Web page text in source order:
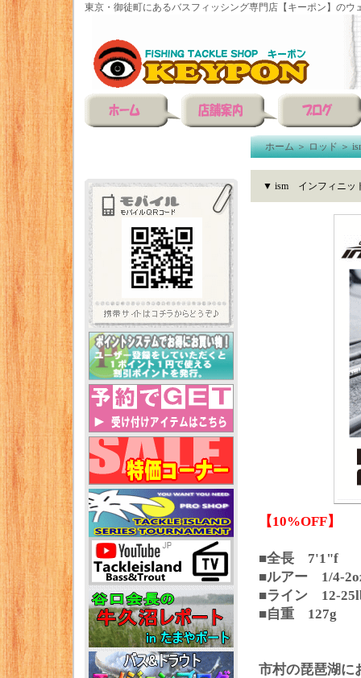
東京・御徒町にあるバスフィッシング専門店【キーポン】のウ
ホーム＞ロッド＞
▼ ism インフィニッ
【10%OFF】
■全長 7'1"f
■ルアー 1/4-
■ライン 12-
■自重 127g
市村の琵琶湖に